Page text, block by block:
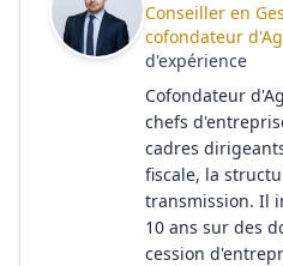
Conseiller en
cofondateur
d'expérience
Cofondateur
chefs
cadres
fiscale, la
transmission. Il
10 ans sur des
cession